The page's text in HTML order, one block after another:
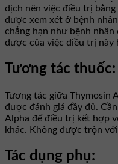
dịch nên việc điều trị
được xem xét ở bệnh
chẳng hạn như bệnh
được của việc điều trị này
Tương tác thuốc:
Tương tác giữa Thymosin
được đánh giá đầy đủ.
Alpha để điều trị kết hợp
khác. Không được trộn
Tác dụng phụ: